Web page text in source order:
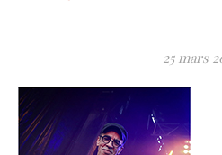
25 mars